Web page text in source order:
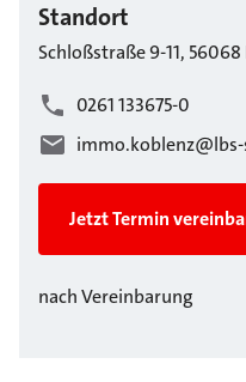
Standort
Schloßstraße9-11, 56068
0261 133675-0
Jetzt Termin
nach Vereinbarung